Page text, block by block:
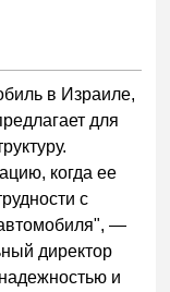
в Израиле,
для
когда ее
с
—
директор
и